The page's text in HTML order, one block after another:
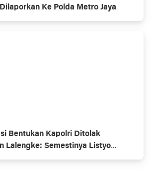
Ke Polda Metro Jaya
Bentukan Kapolri Ditolak
Lalengke: Semestinya Listyo